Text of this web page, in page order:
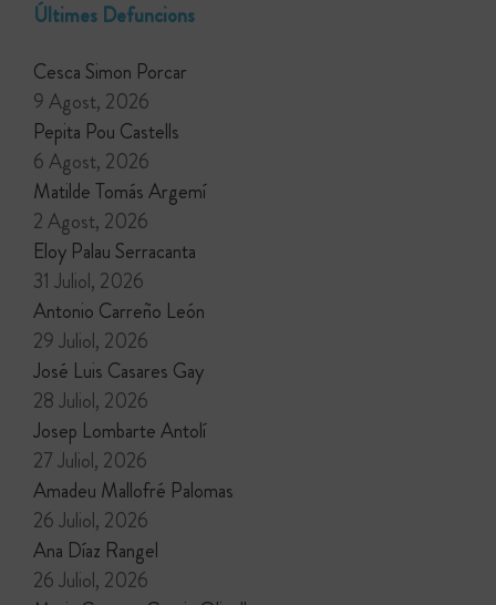
Últimes Defuncions
Cesca Simon Porcar
9 Agost, 2026
Pepita Pou Castells
6 Agost, 2026
Matilde Tomás Argemí
2 Agost, 2026
Eloy Palau Serracanta
31 Juliol, 2026
Antonio Carreño León
29 Juliol, 2026
José Luis Casares Gay
28 Juliol, 2026
Josep Lombarte Antolí
27 Juliol, 2026
Amadeu Mallofré Palomas
26 Juliol, 2026
Ana Díaz Rangel
26 Juliol, 2026